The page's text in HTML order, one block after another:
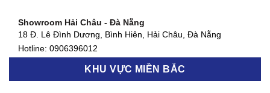
Showroom Quận 7 - TP. HCM
877 Huỳnh Tấn Phát, Phú Thuận, Quận 7, TP HCM
Hotline:0906396012
Showroom Hải Châu - Đà Nẵng
18 Đ. Lê Đình Dương, Bình Hiên, Hải Châu, Đà Nẵng
Hotline: 0906396012
Showroom Thanh Khê - Đà Nẵng
KHU VỰC MIỀN BẮC